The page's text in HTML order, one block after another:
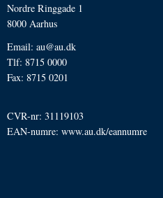
Nordre Ringgade 1
8000 Aarhus
Email: au@au.dk
Tlf: 8715 0000
Fax: 8715 0201
CVR-nr: 31119103
EAN-numre: www.au.dk/eannumre